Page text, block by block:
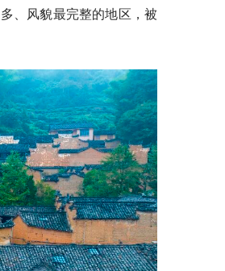
、风貌最完整的地区，被